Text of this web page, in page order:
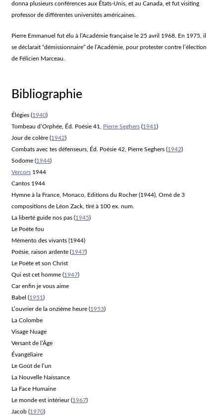
donna plusieurs conférences aux États-Unis, et au Canada, et fut visiting
professor de différentes universités américaines.
Pierre Emmanuel fut élu à l’Académie française le 25 avril 1968. En 1975, il
se déclarait “démissionnaire” de l’Académie, pour protester contre l’élection
de Félicien Marceau.
Bibliographie
Élégies (1940)
Tombeau d’Orphée , Éd. Poésie 41 Pierre Seghers (1941)
Jour de colère (1942)
Combats avec tes défenseurs , Éd. Poésie 42 , Pierre Seghers (1942)
Sodome (1944)
Vercors 1944
Cantos 1944
Hymne à la France , Monaco, Editions du Rocher (1944), Orné de 3
compositions de Léon Zack, tiré à 100 ex. num.
La liberté guide nos pas (1945)
Le Poète fou
Mémento des vivants (1944)
Poésie, raison ardente (1947)
Le Poète et son Christ
Qui est cet homme (1947)
Car enfin je vous aime
Babel (1951)
L’ouvrier de la onzième heure (1953)
La Colombe
Visage Nuage
Versant de l’Âge
Évangéliaire
Le Goût de l’un
La Nouvelle Naissance
La Face Humaine
Le monde est intérieur(1967)
Jacob (1970)